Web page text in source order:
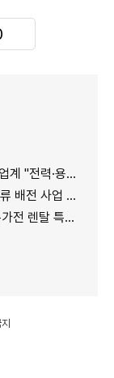
보부터 시작해야"
사업 협력
별 이벤트 진